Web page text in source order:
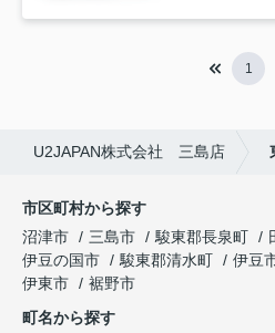
1
U2JAPAN株式会社 三島店
市区町村から探す
沼津市
三島市 駿東郡長泉町
伊豆の国市
駿東郡清水町 伊豆
伊東市
裾野市
町名から探す